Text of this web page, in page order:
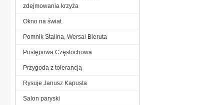
zdejmowania krzyża
Okno na świat
Pomnik Stalina, Wersal Bieruta
Postępowa Częstochowa
Przygoda z tolerancją
Rysuje Janusz Kapusta
Salon paryski